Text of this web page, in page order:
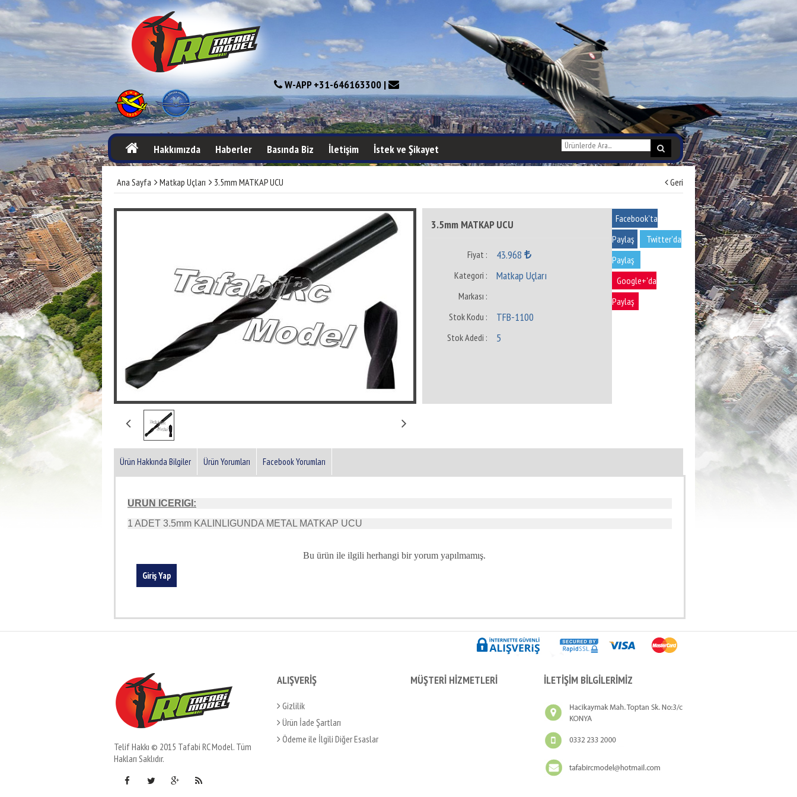
W-APP +31-646163300 |
Hakkımızda Haberler Basında Biz İletişim İstek ve Şikayet
Ana Sayfa Matkap Uçları 3.5mm MATKAP UCU Geri
3.5mm MATKAP UCU
Fiyat : 43.968
Kategori : Matkap Uçları
Markası :
Stok Kodu :
TFB-1100
Stok Adedi : 5
Facebook'ta
Paylaş
Twitter'da
Paylaş
Google+'da
Paylaş
Ürün Hakkında Bilgiler Ürün Yorumları Facebook Yorumları
URUN ICERIGI:
1 ADET 3.5mm KALINLIGUNDA METAL MATKAP UCU
Bu ürün ile ilgili herhangi bir yorum yapılmamış.
Giriş Yap
Telif Hakkı © 2015 Tafabi RC Model. Tüm
Hakları Saklıdır.
ALIŞVERİŞ
Gizlilik
Ürün İade Şartları
Ödeme ile İlgili Diğer Esaslar
MÜŞTERİ HİZMETLERİ İLETİŞİM BİLGİLERİMİZ